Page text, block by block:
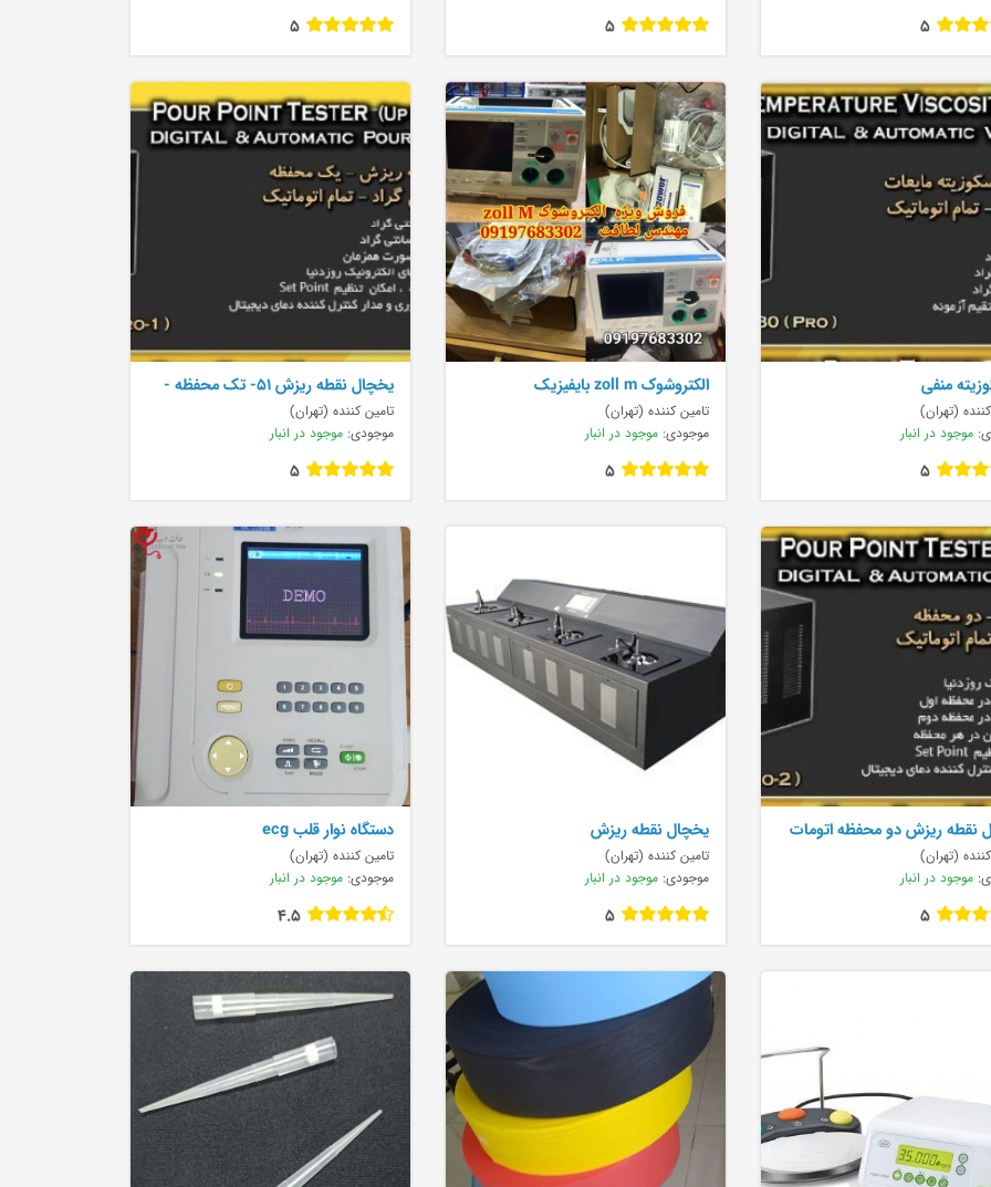
5
5
5
منفی
(تهران)
موجود در انبار
5
الکتروشوک zoll m بایفیزیک
تامین کننده (تهران)
موجودی: موجود در انبار
5
يخچال نقطه ريزش 51- تک محفظه -
اتومات Professi
تامین کننده (تهران)
موجودی: موجود در انبار
5
نقطه ريزش دو محفظه اتومات
(تهران)
موجود در انبار
5
يخچال نقطه ريزش
تامین کننده (تهران)
موجودی: موجود در انبار
5
دستگاه نوار قلب ecg
تامین کننده (تهران)
موجودی: موجود در انبار
4.5